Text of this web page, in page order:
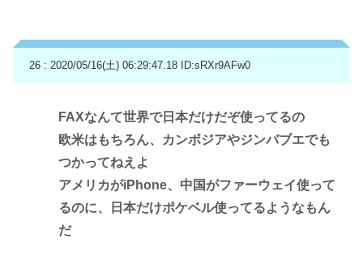
26 : 2020/05/16(土) 06:29:47.18 ID:sRXr9AFw0
FAXなんて世界で日本だけだぞ使ってるの
欧米はもちろん、カンボジアやジンバブエでも
つかってねえよ
アメリカがiPhone、中国がファーウェイ使って
るのに、日本だけポケベル使ってるようなもん
だ